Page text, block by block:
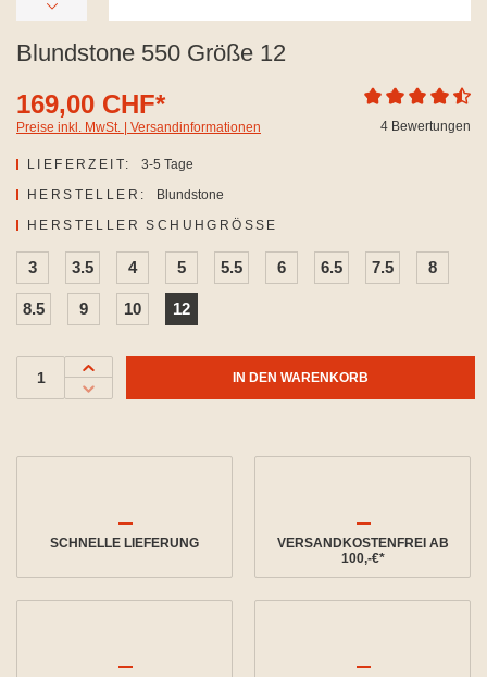
Blundstone 550 Größe 12
169,00 CHF*
Preise inkl. MwSt. | Versandinformationen 4 Bewertungen
LIEFERZEIT:
3-5 Tage
HERSTELLER:
Blundstone
HERSTELLER SCHUHGRÖSSE
3 3.5 4 5 5.5 6 6.5 7.5 8
8.5 9 10 12
IN DEN WARENKORB
SCHNELLE LIEFERUNG
VERSANDKOSTENFREI AB
100,-€*